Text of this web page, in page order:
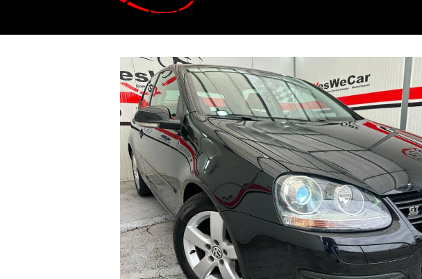
Catálogo VOLKSWAGEN GOLF GT Sport 1.4 TSi 122cv 2008